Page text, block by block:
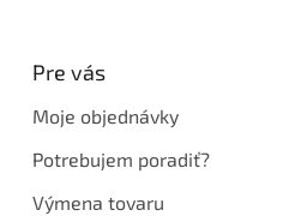
Pre vás
Moje objednávky
Potrebujem poradiť?
Výmena tovaru